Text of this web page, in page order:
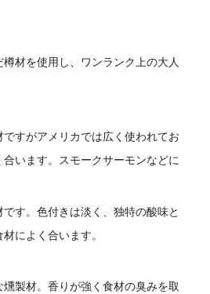
樽材を使用し、ワンランク上の大人
すがアメリカでは広く使われてお
います。スモークサーモンなどに
す。色付きは淡く、独特の酸味と
によく合います。
製材。香りが強く食材の臭みを取